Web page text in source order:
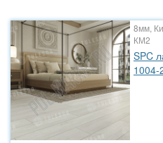
8мм,
КМ2
SPC
1004-